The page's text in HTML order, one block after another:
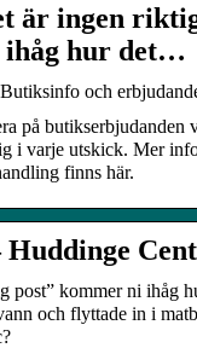
är ingen
ihåg hur det…
och
på butikserbjudanden
i varje utskick. Mer
finns här.
Huddinge
post” kommer ni ihåg
och flyttade in i